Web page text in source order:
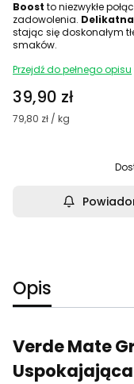
Boost to niezwykłe
zadowolenia.
stając się doskonałym
smaków.
Przejdź do pełnego opisu
Cena
39,90 zł
79,80 zł / kg
Opis
Verde Mate